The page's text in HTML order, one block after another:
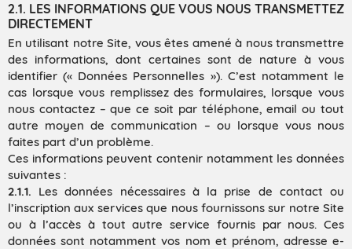
2.1. LES INFORMATIONS QUE VOUS NOUS TRANSMETTEZ
DIRECTEMENT
En utilisant notre Site, vous êtes amené à nous transmettre
des informations, dont certaines sont de nature à vous
identifier (« Données Personnelles »). C’est notamment le
cas lorsque vous remplissez des formulaires, lorsque vous
nous contactez – que ce soit par téléphone, email ou tout
autre moyen de communication – ou lorsque vous nous
faites part d’un problème.
Ces informations peuvent contenir notamment les données
suivantes :
2.1.1. Les données nécessaires à la prise de contact ou
l’inscription aux services que nous fournissons sur notre Site
ou à l’accès à tout autre service fournis par nous. Ces
données sont notamment vos nom et prénom, adresse e-